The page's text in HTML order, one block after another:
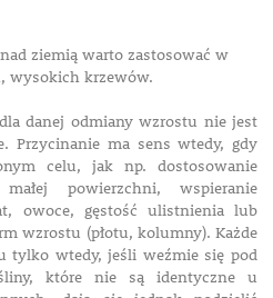
ziemią warto zastosować w
wysokich krzewów.
danej odmiany wzrostu nie jest
Przycinanie ma sens wtedy, gdy
celu, jak np. dostosowanie
powierzchni, wspieranie
owoce, gęstość ulistnienia lub
wzrostu (płotu, kolumny). Każde
tylko wtedy, jeśli weźmie się pod
które nie są identyczne u